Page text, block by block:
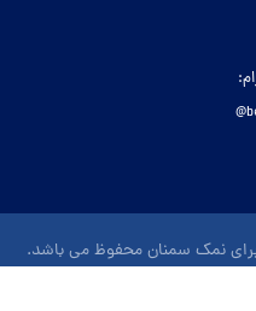
نمک سمنان محفوظ می باشد.